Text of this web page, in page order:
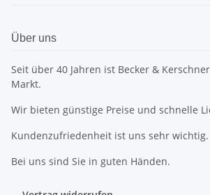
Über uns
Seit über 40 Jahren ist Becker &
Markt.
Wir bieten günstige Preise und schnelle
Kundenzufriedenheit ist uns sehr wichtig.
Bei uns sind Sie in guten Händen.